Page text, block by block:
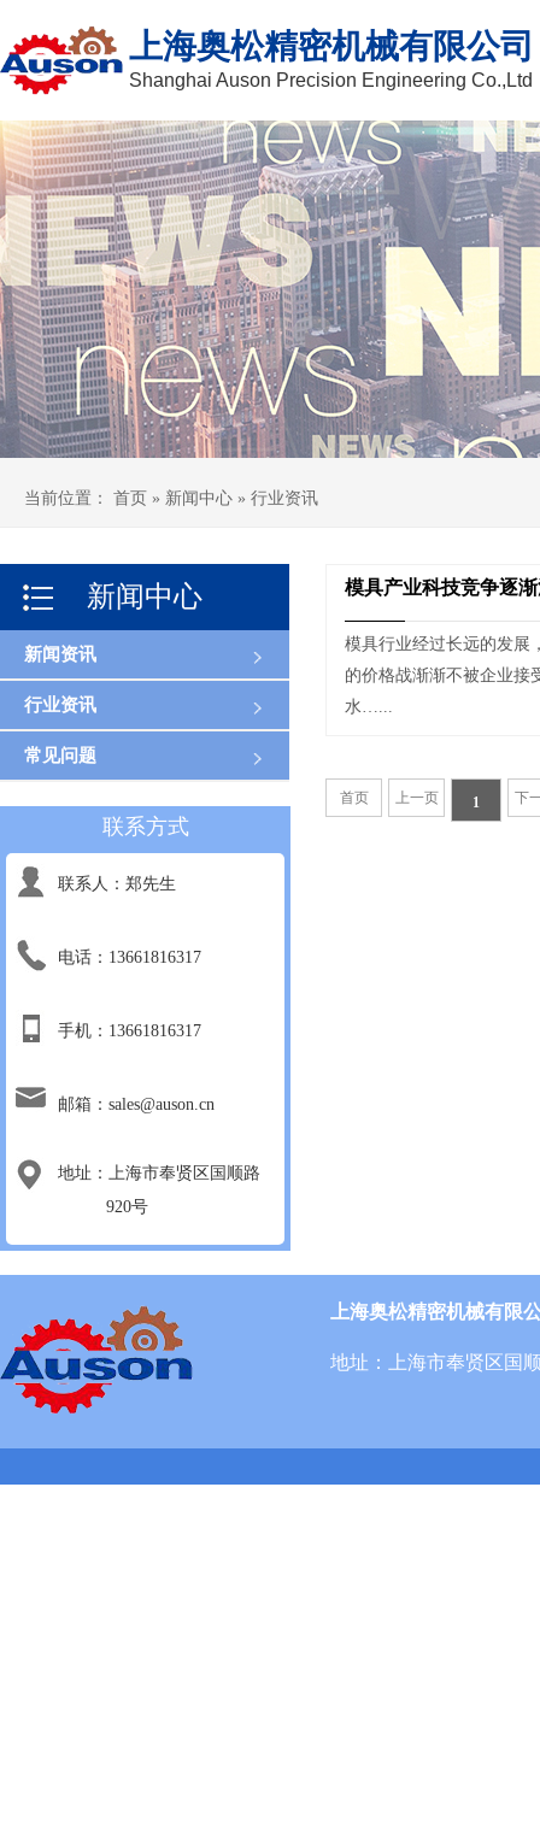
上海奥松精密机械有限公司
Shanghai Auson Precision Engineering Co.,Ltd
当前位置： 首页 » 新闻中心 » 行业资讯
新闻中心
新闻资讯
行业资讯
常见问题
联系方式
联系人：郑先生
电话：13661816317
手机：13661816317
邮箱：sales@auson.cn
地址：上海市奉贤区国顺路
920号
模具产业科技竞争逐
模具行业经过长远的发展
的价格战渐渐不被企业
水…...
首页 上一页 1 下
上海奥松精密机械有限
地址：上海市奉贤区国